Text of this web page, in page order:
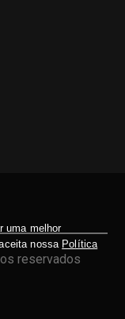
reservados
uma melhor
nossa Política